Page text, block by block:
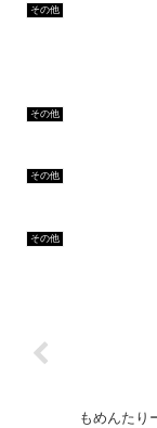
その他
その他
その他
その他
もめんたり